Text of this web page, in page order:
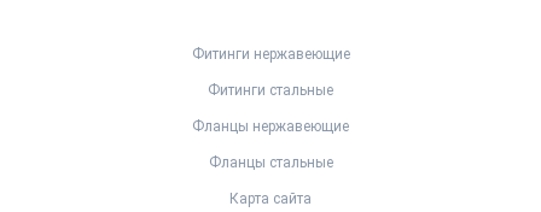
Фитинги нержавеющие
Фитинги стальные
Фланцы нержавеющие
Фланцы стальные
Карта сайта